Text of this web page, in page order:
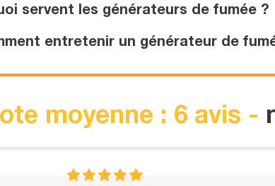
servent les générateurs de fumée ?
entretenir un générateur de
moyenne : 6 avis -